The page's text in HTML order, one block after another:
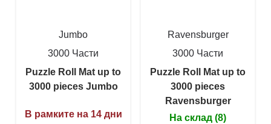
Jumbo
3000 Части
Puzzle Roll Mat up to
3000 pieces Jumbo
В рамките на 14 дни
Ravensburger
3000 Части
Puzzle Roll Mat up to
3000 pieces
Ravensburger
На склад (8)